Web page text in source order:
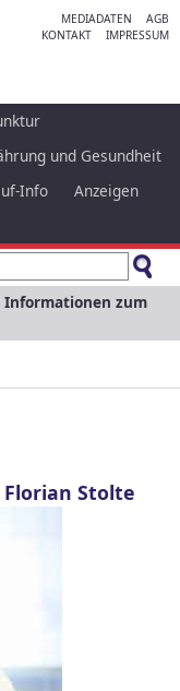
MEDIADATEN
AGB
KONTAKT
IMPRESSUM
und Gesundheit
Info
Anzeigen
Informationen zum
Stolte